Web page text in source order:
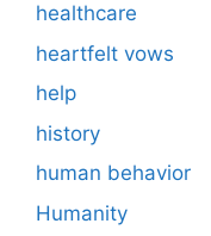
healthcare
heartfelt vows
help
history
human behavior
Humanity